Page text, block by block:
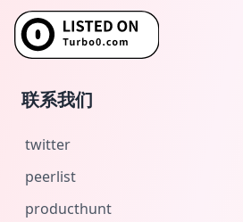
联系我们
twitter
peerlist
producthunt